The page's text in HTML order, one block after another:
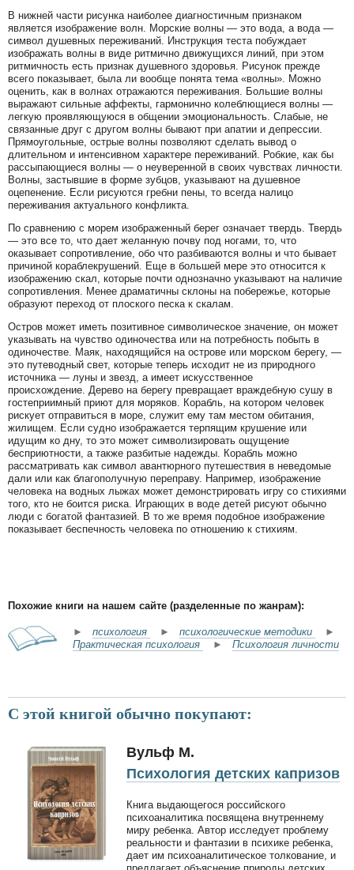
В нижней части рисунка наиболее диагностичным признаком
является изображение волн. Морские волны — это вода, а вода —
символ душевных переживаний. Инструкция теста побуждает
изображать волны в виде ритмично движущихся линий, при этом
ритмичность есть признак душевного здоровья. Рисунок прежде
всего показывает, была ли вообще понята тема «волны». Можно
оценить, как в волнах отражаются переживания. Большие волны
выражают сильные аффекты, гармонично колеблющиеся волны —
легкую проявляющуюся в общении эмоциональность. Слабые, не
связанные друг с другом волны бывают при апатии и депрессии.
Прямоугольные, острые волны позволяют сделать вывод о
длительном и интенсивном характере переживаний. Робкие, как бы
рассыпающиеся волны — о неуверенной в своих чувствах личности.
Волны, застывшие в форме зубцов, указывают на душевное
оцепенение. Если рисуются гребни пены, то всегда налицо
переживания актуального конфликта.
По сравнению с морем изображенный берег означает твердь. Твердь
— это все то, что дает желанную почву под ногами, то, что
оказывает сопротивление, обо что разбиваются волны и что бывает
причиной кораблекрушений. Еще в большей мере это относится к
изображению скал, которые почти однозначно указывают на наличие
сопротивления. Менее драматичны склоны на побережье, которые
образуют переход от плоского песка к скалам.
Остров может иметь позитивное символическое значение, он может
указывать на чувство одиночества или на потребность побыть в
одиночестве. Маяк, находящийся на острове или морском берегу, —
это путеводный свет, которые теперь исходит не из природного
источника — луны и звезд, а имеет искусственное
происхождение. Дерево на берегу превращает враждебную сушу в
гостеприимный приют для моряков. Корабль, на котором человек
рискует отправиться в море, служит ему там местом обитания,
жилищем. Если судно изображается терпящим крушение или
идущим ко дну, то это может символизировать ощущение
бесприютности, а также разбитые надежды. Корабль можно
рассматривать как символ авантюрного путешествия в неведомые
дали или как благополучную переправу. Например, изображение
человека на водных лыжах может демонстрировать игру со стихиями
того, кто не боится риска. Играющих в воде детей рисуют обычно
люди с богатой фантазией. В то же время подобное изображение
показывает беспечность человека по отношению к стихиям.
Похожие книги на нашем сайте (разделенные по жанрам):
► психология ► психологические методики
►
Практическая психология
► Психология личности
С этой книгой обычно покупают:
Вульф М.
Психология детских капризов
Книга выдающегося российского
психоаналитика посвящена внутреннему
миру ребенка. Автор исследует проблему
реальности и фантазии в психике ребенка,
дает им психоаналитическое толкование, и